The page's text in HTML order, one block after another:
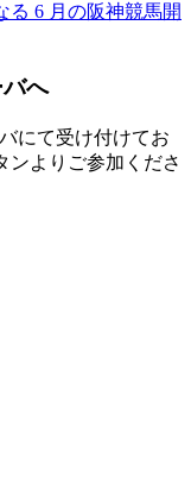
る 6 月の阪神競馬開
へ
にて受け付けてお
ンよりご参加くださ